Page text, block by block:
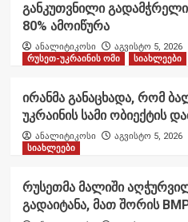
განკუთვნილი
80% ამოიწურა
ანალიტიკოსი
აგვისტო 5, 2026
რუსეთ-უკრაინის ომი
სიახლეები
ირანმა განაცხადა, რომ
უკრაინის სამი ობიექტის
ანალიტიკოსი
აგვისტო 5, 2026
სიახლეები
რუსეთმა მალიში
გადაიტანა, მათ შორის